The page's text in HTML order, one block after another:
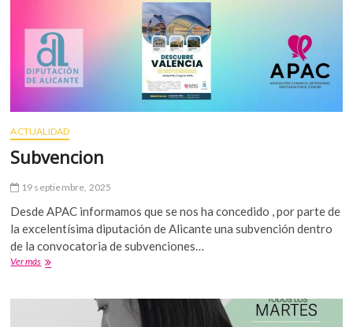
ACTUALIDAD
Subvencion
19 septiembre, 2025
Desde APAC informamos que se nos ha concedido , por parte de
la excelentísima diputación de Alicante una subvención dentro
de la convocatoria de subvenciones…
Ver másSubvencion